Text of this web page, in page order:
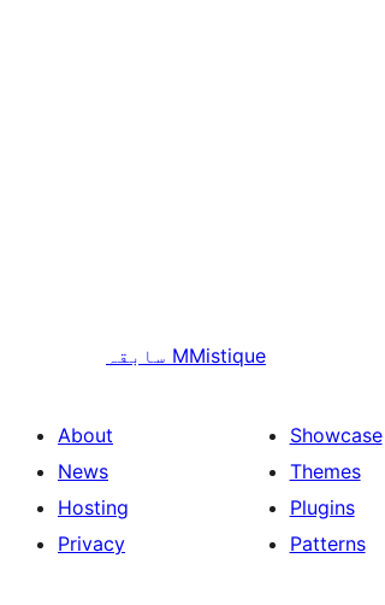
سابقہ MMistique
About
News
Hosting
Privacy
Showcase
Themes
Plugins
Patterns